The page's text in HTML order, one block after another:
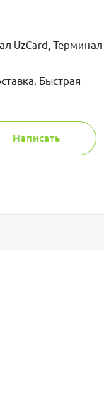
UzCard, Терминал
Быстрая
Написать